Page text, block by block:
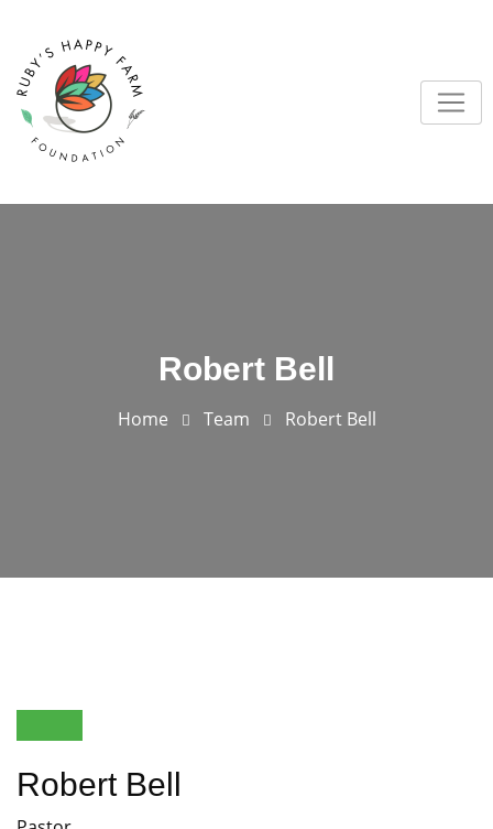
Robert Bell
Home Team Robert Bell
Robert Bell